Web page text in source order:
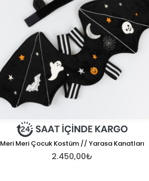
Meri Meri Çocuk Kostüm // Yarasa Kanatları
2.450,00₺